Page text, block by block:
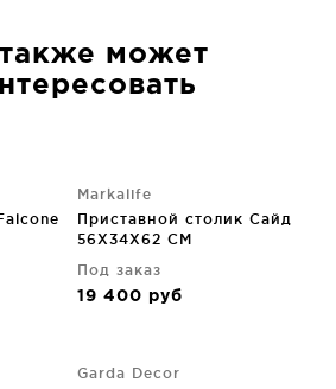
может
Markalife
Приставной столик Сайд
56X34X62 CM
Под заказ
19 400 руб
Garda Decor